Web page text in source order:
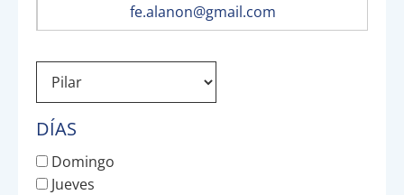
fe.alanon@gmail.com
DÍAS
Domingo
Jueves